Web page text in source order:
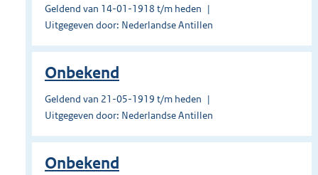
Geldend van 14-01-1918 t/m heden
Uitgegeven door: Nederlandse Antillen
Onbekend
Geldend van 21-05-1919 t/m heden
Uitgegeven door: Nederlandse Antillen
Onbekend